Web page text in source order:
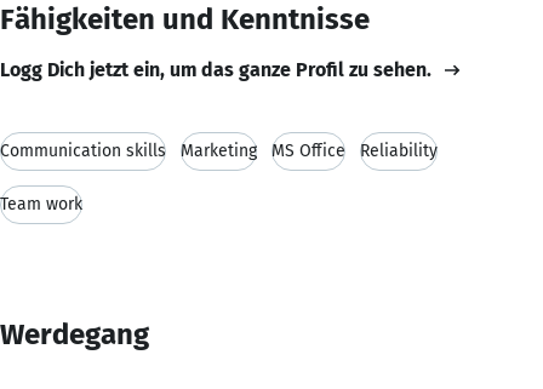
Fähigkeiten und Kenntnisse
Logg Dich jetzt ein, um das ganze Profil zu sehen.
Communication skills Marketing MS Office Reliability
Team work
Werdegang